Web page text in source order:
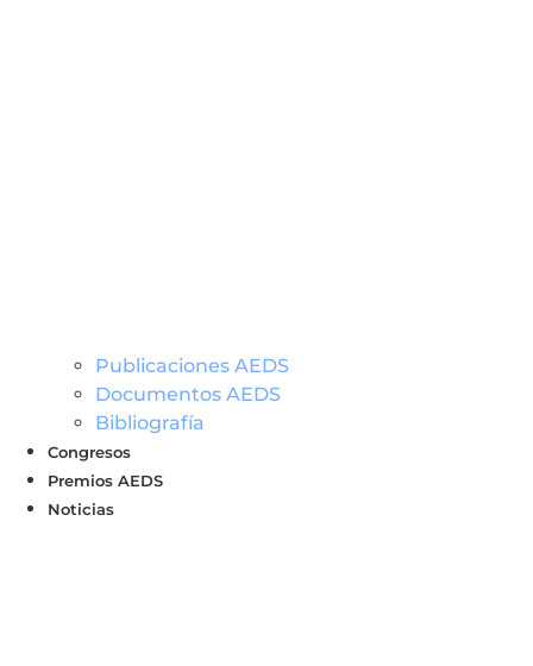
Publicaciones AEDS
Documentos AEDS
Bibliografía
Congresos
Premios AEDS
Noticias